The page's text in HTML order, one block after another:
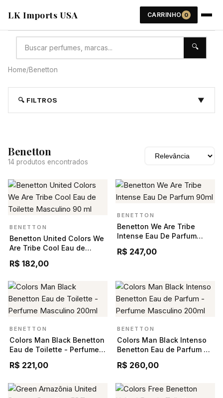
LK Imports USA CARRINHO 0
🔍
Home/Benetton
🔍 FILTROS ▼
Benetton
14 produtos encontrados
BENETTON
Benetton United Colors We
Are Tribe Cool Eau de
R$ 182,00
BENETTON
Benetton We Are Tribe
Intense Eau De Parfum
R$ 247,00
BENETTON
Colors Man Black Benetton
Eau de Toilette - Perfume
R$ 221,00
BENETTON
Colors Man Black Intenso
Benetton Eau de Parfum -
R$ 260,00